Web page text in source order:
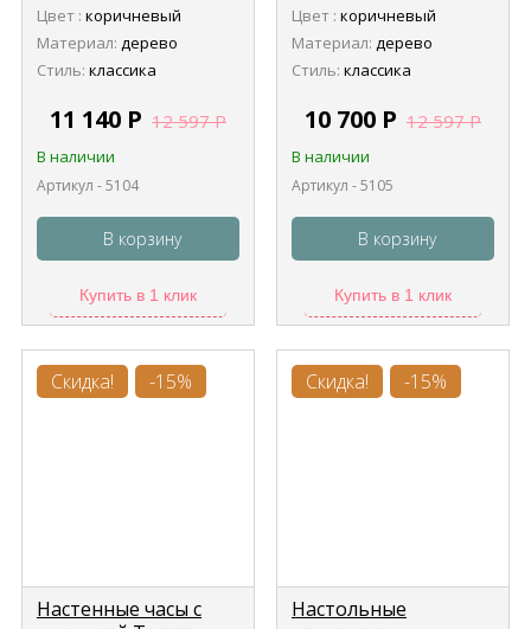
Цвет : коричневый
Материал: дерево
Стиль: классика
11 140 Р 12 597Р
В наличии
Артикул - 5104
В корзину
Купить в 1 клик
Цвет : коричневый
Материал: дерево
Стиль: классика
10 700 Р 12 597Р
В наличии
Артикул - 5105
В корзину
Купить в 1 клик
Скидка! -15%
Настенные часы с
Скидка! -15%
Настольные